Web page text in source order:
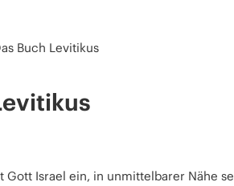
Buch Levitikus
Gott Israel ein, in unmittelbarer Nähe